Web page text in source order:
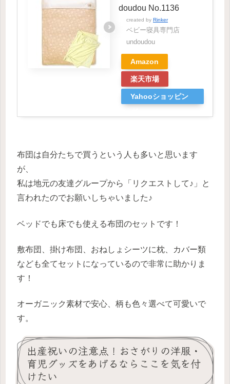
doudou No.1136
created by Rinker
ベビー寝具専門店
undoudou
Amazon
楽天市場
Yahooショッピン
布団は自分たちで買うという人も多いと思います
が、
私は地元の友達グループから「リクエストして♪」と
言われたのでお願いしちゃいました♪
ベッドでも床でも使える布団のセットです！
敷布団、掛け布団、おねしょシーツに枕、カバー類
なども全てセットになっているので非常に助かりま
す！
オーガニック素材で安心、柄も色々選べて可愛いで
す。
出産祝いの注意点！おさがりの洋服・
育児グッズをあげるならここを気を付
けたい